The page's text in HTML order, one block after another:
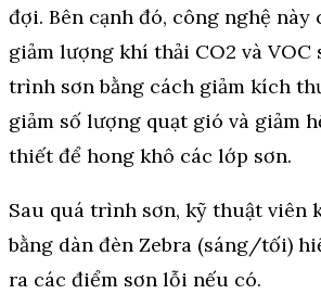
đợi. Bên cạnh đó, công nghệ
giảm lượng khí thải CO2 và VOC
trình sơn bằng cách giảm kích
giảm số lượng quạt gió và giảm
thiết để hong khô các lớp sơn.
Sau quá trình sơn, kỹ thuật viên
bằng dàn đèn Zebra (sáng/tối)
ra các điểm sơn lỗi nếu có.